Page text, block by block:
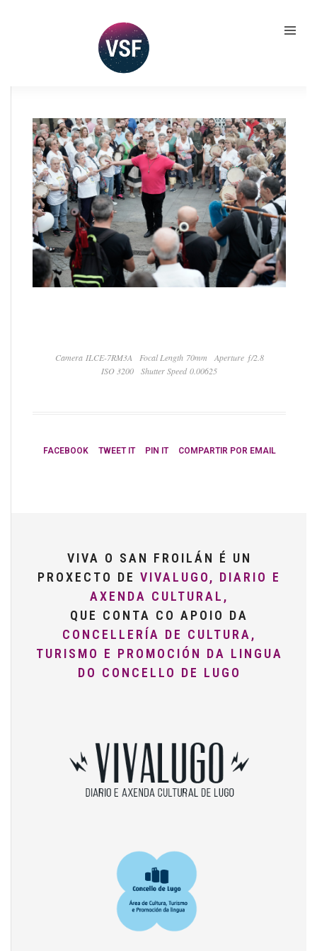
Camera ILCE-7RM3A Focal Length 70mm
Aperture ƒ/2.8
ISO 3200
Shutter Speed 0.00625
FACEBOOK TWEET IT PIN IT COMPARTIR POR EMAIL
VIVA O SAN FROILÁN É UN
PROXECTO DE VIVALUGO, DIARIO E
AXENDA CULTURAL,
QUE CONTA CO APOIO DA
CONCELLERÍA DE CULTURA,
TURISMO E PROMOCIÓN DA LINGUA
DO CONCELLO DE LUGO